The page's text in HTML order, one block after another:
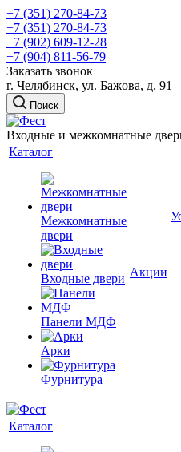
+7 (351) 270-84-73
+7 (351) 270-84-73
+7 (902) 609-12-28
+7 (904) 811-56-79
Заказать звонок
г. Челябинск, ул. Бажова, д. 91
Поиск
Входные и межкомнатные
Каталог
Межкомнатные
двери
Входные двери
Панели МДФ
Арки
Фурнитура
Акции
Каталог